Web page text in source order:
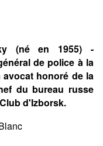
(né en 1955) -
de police à la
honoré de la
du bureau russe
d'Izborsk.